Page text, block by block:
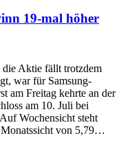
19-mal höher
die Aktie fällt trotzdem
war für Samsung-
am Freitag kehrte an der
am 10. Juli bei
Wochensicht steht
von 5,79…